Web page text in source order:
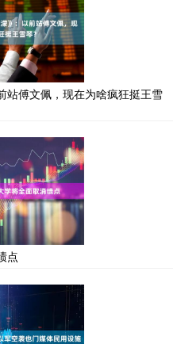
站傅文佩，现在为啥疯狂挺王雪
点